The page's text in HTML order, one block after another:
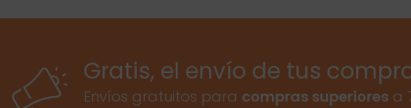
Gratis, el envío de tus
Envíos gratuitos para compras superiores a